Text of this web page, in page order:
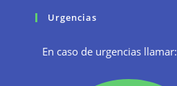
Urgencias
En caso de urgencias llamar: